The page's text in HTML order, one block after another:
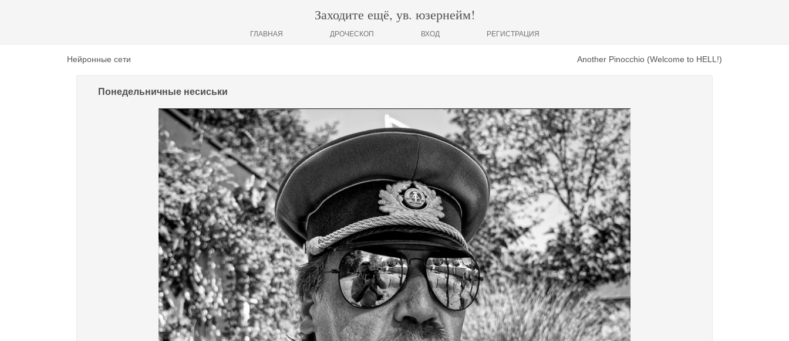
Заходите ещё, ув. юзернейм!
ГЛАВНАЯ ДРОЧЕСКОП ВХОД РЕГИСТРАЦИЯ
Нейронные сети Another Pinocchio (Welcome to HELL!)
Понедельничные несиськи